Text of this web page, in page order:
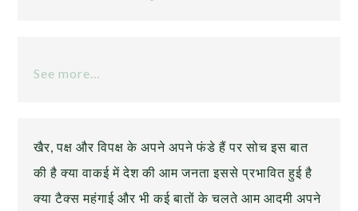
See more…
खैर, पक्ष और विपक्ष के अपने अपने फंडे हैं पर सोच इस बात
की है क्या वाकई में देश की आम जनता इससे प्रभावित हुई है
क्या टैक्स महंगाई और भी कई बातों के चलते आम आदमी अपने